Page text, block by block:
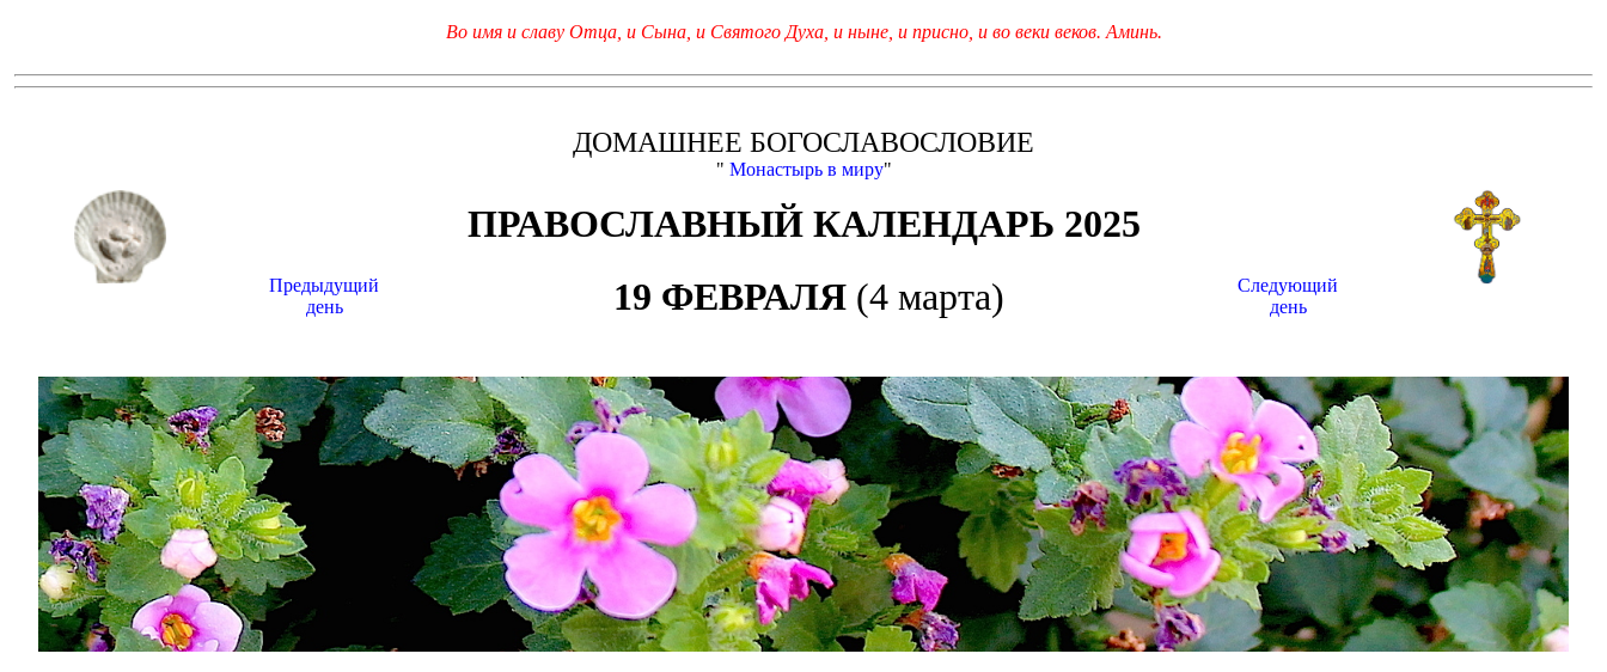
Во имя и славу Отца, и Сына, и Святого Духа, и ныне, и присно, и во веки веков. Аминь.
ДОМАШНЕЕ БОГОСЛАВОСЛОВИЕ
" Монастырь в миру"
ПРАВОСЛАВНЫЙ КАЛЕНДАРЬ 2025
Предыдущий
день
19 ФЕВРАЛЯ(4 марта)
Следующий
день